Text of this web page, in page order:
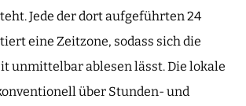
Jede der dort aufgeführten 24
eine Zeitzone, sodass sich die
unmittelbar ablesen lässt. Die lokale
über Stunden- und